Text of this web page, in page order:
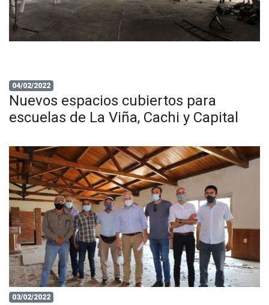
04/02/2022
Nuevos espacios cubiertos para
escuelas de La Viña, Cachi y Capital
03/02/2022